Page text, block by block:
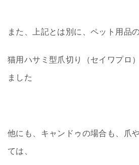
また、上記とは別に、ペット用品
猫用ハサミ型爪切り（セイワプロ
ました
他にも、キャンドゥの場合も、爪
ては、